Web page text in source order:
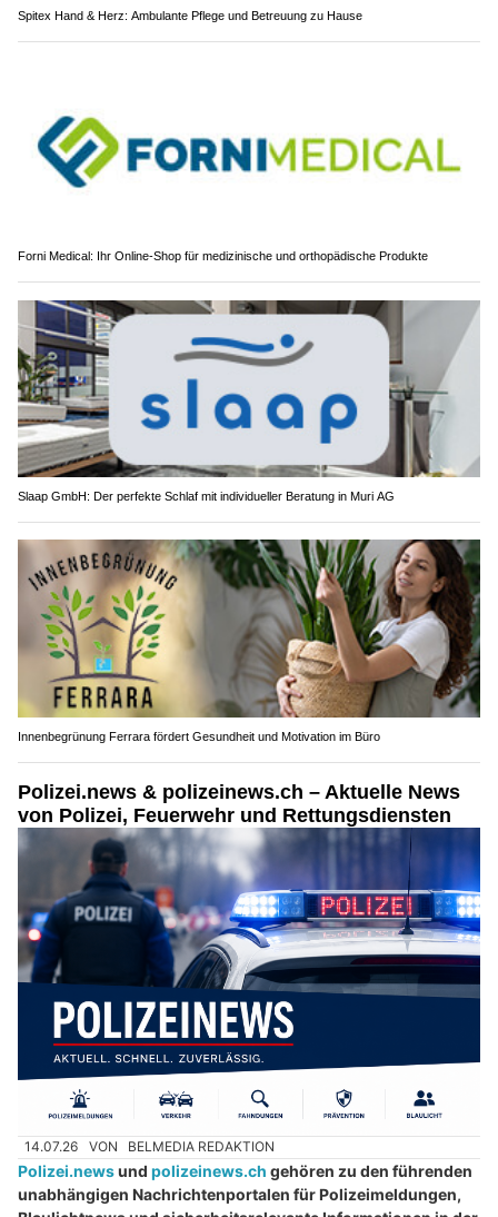
Spitex Hand & Herz: Ambulante Pflege und Betreuung zu Hause
Forni Medical: Ihr Online-Shop für medizinische und orthopädische Produkte
Slaap GmbH: Der perfekte Schlaf mit individueller Beratung in Muri AG
Innenbegrünung Ferrara fördert Gesundheit und Motivation im Büro
Polizei.news & polizeinews.ch – Aktuelle News
von Polizei, Feuerwehr und Rettungsdiensten
14.07.26 VON BELMEDIA REDAKTION
Polizei.newsund polizeinews.ch gehören zu den führenden
unabhängigen Nachrichtenportalen für Polizeimeldungen,